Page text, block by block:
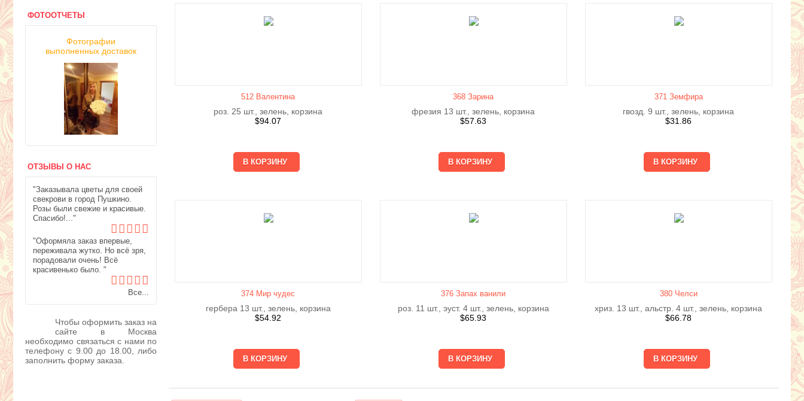
ФОТООТЧЕТЫ
Фотографии
выполненных доставок
ОТЗЫВЫ О НАС
"Заказывала цветы для своей
свекрови в город Пушкино.
Розы были свежие и красивые.
Спасибо!..."
"Оформяла заказ впервые,
переживала жутко. Но всё зря,
порадовали очень! Всё
красивенько было. "
Все...
Чтобы оформить заказ на
сайте в Москва
необходимо связаться с нами по
телефону с 9.00 до 18.00, либо
заполнить форму заказа.
512 Валентина
роз. 25 шт., зелень, корзина
$94.07
368 Зарина
фрезия 13 шт., зелень, корзина
$57.63
371 Земфира
гвозд. 9 шт., зелень, корзина
$31.86
374 Мир чудес
гербера 13 шт., зелень, корзина
$54.92
376 Запах ванили
роз. 11 шт., эуст. 4 шт., зелень, корзина
$65.93
380 Челси
хриз. 13 шт., альстр. 4 шт., зелень, корзина
$66.78